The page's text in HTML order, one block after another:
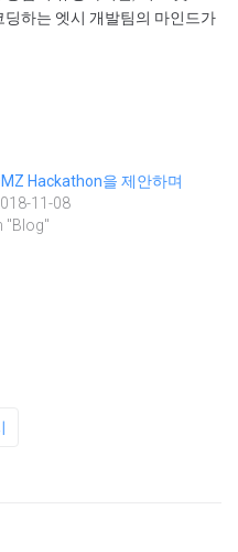
하는 엣시 개발팀의 마인드가
Hackathon을 제안하며
11-08
"Blog"